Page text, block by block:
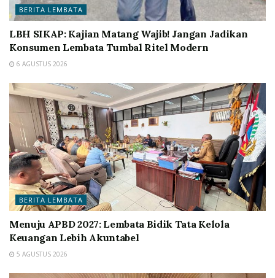
BERITA LEMBATA
LBH SIKAP: Kajian Matang Wajib! Jangan Jadikan
Konsumen Lembata Tumbal Ritel Modern
6 AGUSTUS 2026
BERITA LEMBATA
Menuju APBD 2027: Lembata Bidik Tata Kelola
Keuangan Lebih Akuntabel
5 AGUSTUS 2026